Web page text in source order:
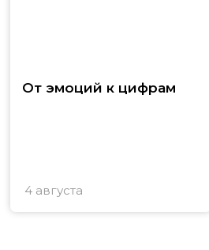
От эмоций к цифрам
4 августа